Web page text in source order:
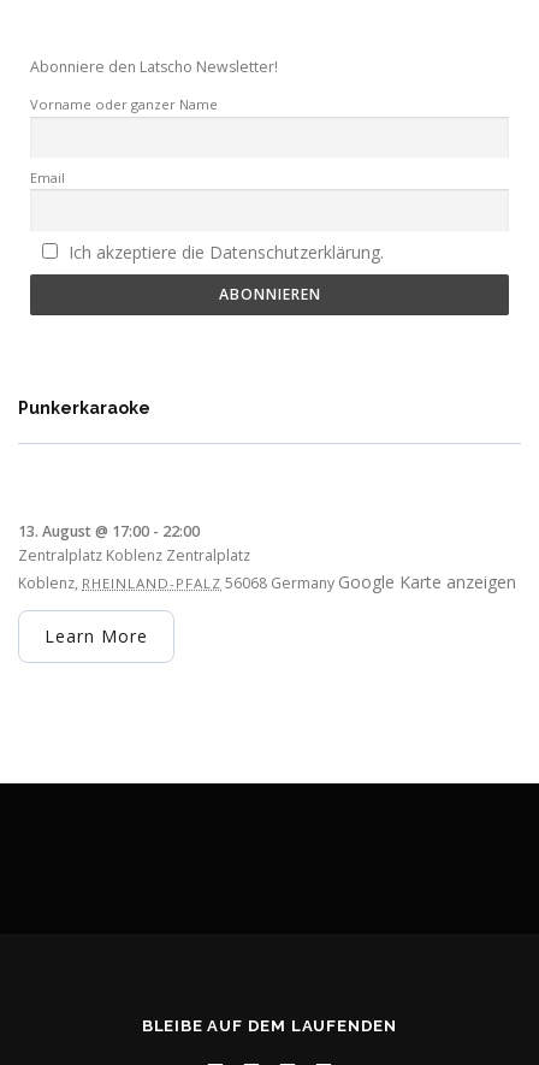
Abonniere den Latscho Newsletter!
Vorname oder ganzer Name
Email
Ich akzeptiere die Datenschutzerklärung.
Punkerkaraoke
13. August @ 17:00 - 22:00
Zentralplatz Koblenz Zentralplatz
Koblenz, RHEINLAND-PFALZ 56068 Germany Google Karte anzeigen
Learn More
BLEIBE AUF DEM LAUFENDEN